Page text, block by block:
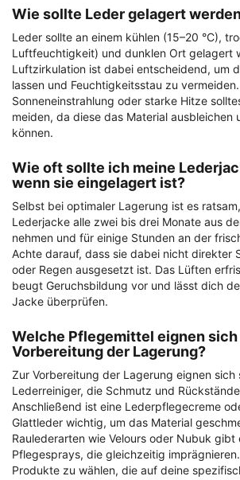
Wie sollte Leder gelagert
Leder sollte an einem kühlen (15–20 °C),
Luftfeuchtigkeit) und dunklen Ort gelagert
Luftzirkulation ist dabei entscheidend, um
lassen und Feuchtigkeitsstau zu
Sonneneinstrahlung oder starke Hitze
meiden, da diese das Material ausbleichen
können.
Wie oft sollte ich meine
wenn sie eingelagert ist?
Selbst bei optimaler Lagerung ist es
Lederjacke alle zwei bis drei Monate aus
nehmen und für einige Stunden an der
Achte darauf, dass sie dabei nicht direkter
oder Regen ausgesetzt ist. Das Lüften
beugt Geruchsbildung vor und lässt dich
Jacke überprüfen.
Welche Pflegemittel eignen sich
Vorbereitung der Lagerung?
Zur Vorbereitung der Lagerung eignen sich
Lederreiniger, die Schmutz und
Anschließend ist eine Lederpflegecreme
Glattleder wichtig, um das Material
Raulederarten wie Velours oder Nubuk gibt
Pflegesprays, die gleichzeitig
Produkte zu wählen, die auf deine